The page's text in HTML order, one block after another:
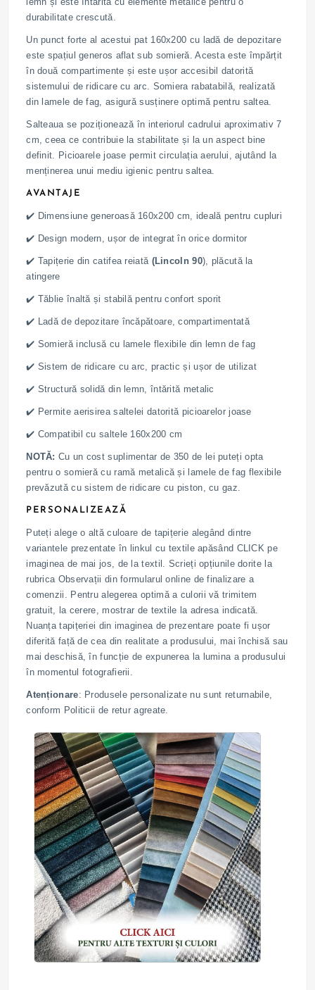
durabilitate crescută.
Un punct forte al acestui pat 160x200 cu ladă de depozitare
este spațiul generos aflat sub somieră. Acesta este împărțit
în două compartimente și este ușor accesibil datorită
sistemului de ridicare cu arc. Somiera rabatabilă, realizată
din lamele de fag, asigură susținere optimă pentru saltea.
Salteaua se poziționează în interiorul cadrului aproximativ 7
cm, ceea ce contribuie la stabilitate și la un aspect bine
definit. Picioarele joase permit circulația aerului, ajutând la
menținerea unui mediu igienic pentru saltea.
AVANTAJE
✔️ Dimensiune generoasă 160x200 cm, ideală pentru cupluri
✔️ Design modern, ușor de integrat în orice dormitor
✔️ Tapițerie din catifea reiată (Lincoln 90), plăcută la
atingere
✔️ Tăblie înaltă și stabilă pentru confort sporit
✔️ Ladă de depozitare încăpătoare, compartimentată
✔️ Somieră inclusă cu lamele flexibile din lemn de fag
✔️ Sistem de ridicare cu arc, practic și ușor de utilizat
✔️ Structură solidă din lemn, întărită metalic
✔️ Permite aerisirea saltelei datorită picioarelor joase
✔️ Compatibil cu saltele 160x200 cm
NOTĂ:Cu un cost suplimentar de 350 de lei puteți opta
pentru o somieră cu ramă metalică și lamele de fag flexibile
prevăzută cu sistem de ridicare cu piston, cu gaz.
PERSONALIZEAZĂ
Puteți alege o altă culoare de tapițerie alegând dintre
variantele prezentate în linkul cu textile apăsând CLICK pe
imaginea de mai jos, de la textil. Scrieți opțiunile dorite la
rubrica Observații din formularul online de finalizare a
comenzii. Pentru alegerea optimă a culorii vă trimitem
gratuit, la cerere, mostrar de textile la adresa indicată.
Nuanța tapițeriei din imaginea de prezentare poate fi ușor
diferită față de cea din realitate a produsului, mai închisă sau
mai deschisă, în funcție de expunerea la lumina a produsului
în momentul fotografierii.
Atenționare: Produsele personalizate nu sunt returnabile,
conform Politicii de retur agreate.